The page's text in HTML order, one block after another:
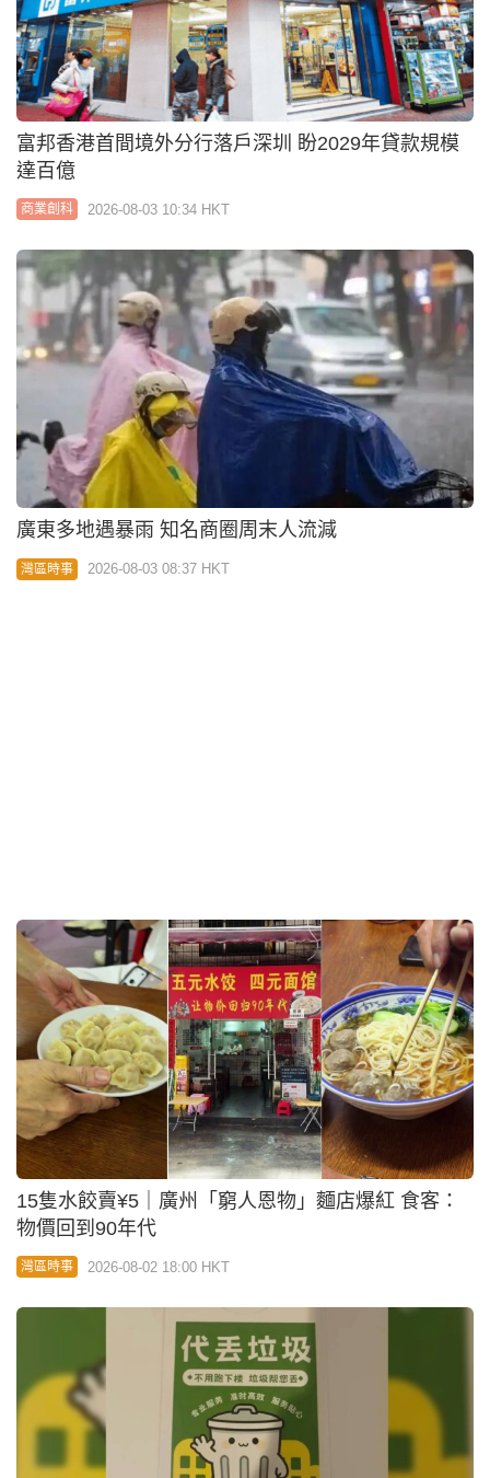
富邦香港首間境外分行落戶深圳 盼2029年貸款規模
達百億
商業創科 2026-08-03 10:34 HKT
廣東多地遇暴雨 知名商圈周末人流減
灣區時事 2026-08-03 08:37 HKT
物價回到90年代
灣區時事 2026-08-02 18:00 HKT
懶人經濟｜深圳屋苑推「代倒垃圾」 ¥99包月還可順
路送快遞
2026-08-02 11:42 HKT